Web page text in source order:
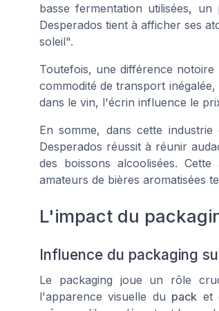
basse fermentation utilisées,
Desperados tient à afficher ses
soleil".
Toutefois, une différence
commodité de transport
dans le vin, l'écrin influence le
En somme, dans cette
Desperados réussit à réunir
des boissons alcoolisées.
amateurs de bières aromatisées
L'impact du
Influence du packaging
Le packaging joue un rôle
l'apparence visuelle du pack et